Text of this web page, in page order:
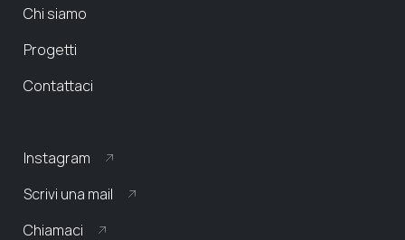
Chi siamo
Progetti
Contattaci
Instagram
Scrivi una mail
Chiamaci